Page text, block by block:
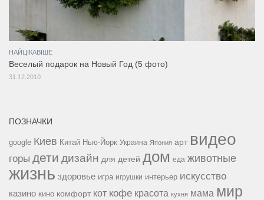
НАЙЦІКАВІШЕ
Веселый подарок на Новый Год (5 фото)
31.12.2010
ПОЗНАЧКИ
google Киев Китай Нью-Йорк Украина Япония арт видео
горы дети дизайн для детей дом еда животные
жизнь здоровье игра игрушки интерьер искусство
казино кино комфорт кот кофе красота кухня мама мир